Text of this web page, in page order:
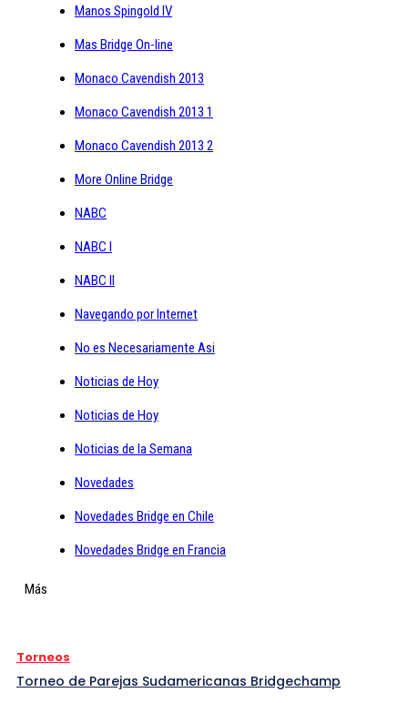
Manos Spingold IV
Mas Bridge On-line
Monaco Cavendish 2013
Monaco Cavendish 2013 1
Monaco Cavendish 2013 2
More Online Bridge
NABC
NABC I
NABC II
Navegando por Internet
No es Necesariamente Asi
Noticias de Hoy
Noticias de Hoy
Noticias de la Semana
Novedades
Novedades Bridge en Chile
Novedades Bridge en Francia
Más
Torneos
Torneo de Parejas Sudamericanas Bridgechamp